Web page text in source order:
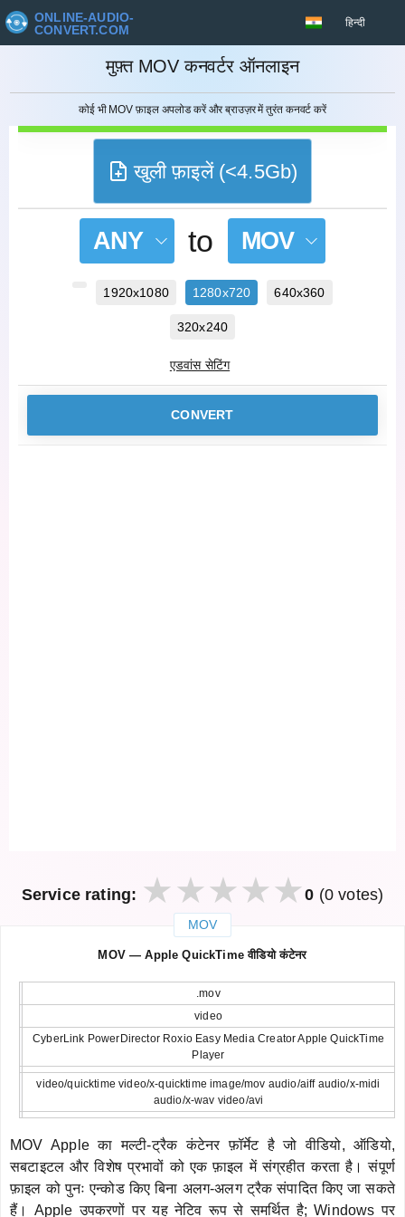
ONLINE-AUDIO-
CONVERT.COM
हिन्दी
मुफ़्त MOV कनवर्टर ऑनलाइन
कोई भी MOV फ़ाइल अपलोड करें और ब्राउज़र में तुरंत कनवर्ट करें
खुली फ़ाइलें (<4.5Gb)
ANY to MOV
1920x1080 1280x720 640x360
320x240
एडवांस सेटिंग
CONVERT
Service rating: 0 (0 votes)
MOV
MOV — Apple QuickTime वीडियो कंटेनर
.mov
video
CyberLink PowerDirector Roxio Easy Media Creator Apple QuickTime
Player
video/quicktime video/x-quicktime image/mov audio/aiff audio/x-midi
audio/x-wav video/avi
MOV Apple का मल्टी-ट्रैक कंटेनर फ़ॉर्मेट है जो वीडियो, ऑडियो,
सबटाइटल और विशेष प्रभावों को एक फ़ाइल में संग्रहीत करता है। संपूर्ण
फ़ाइल को पुनः एन्कोड किए बिना अलग-अलग ट्रैक संपादित किए जा सकते
हैं। Apple उपकरणों पर यह नेटिव रूप से समर्थित है; Windows पर